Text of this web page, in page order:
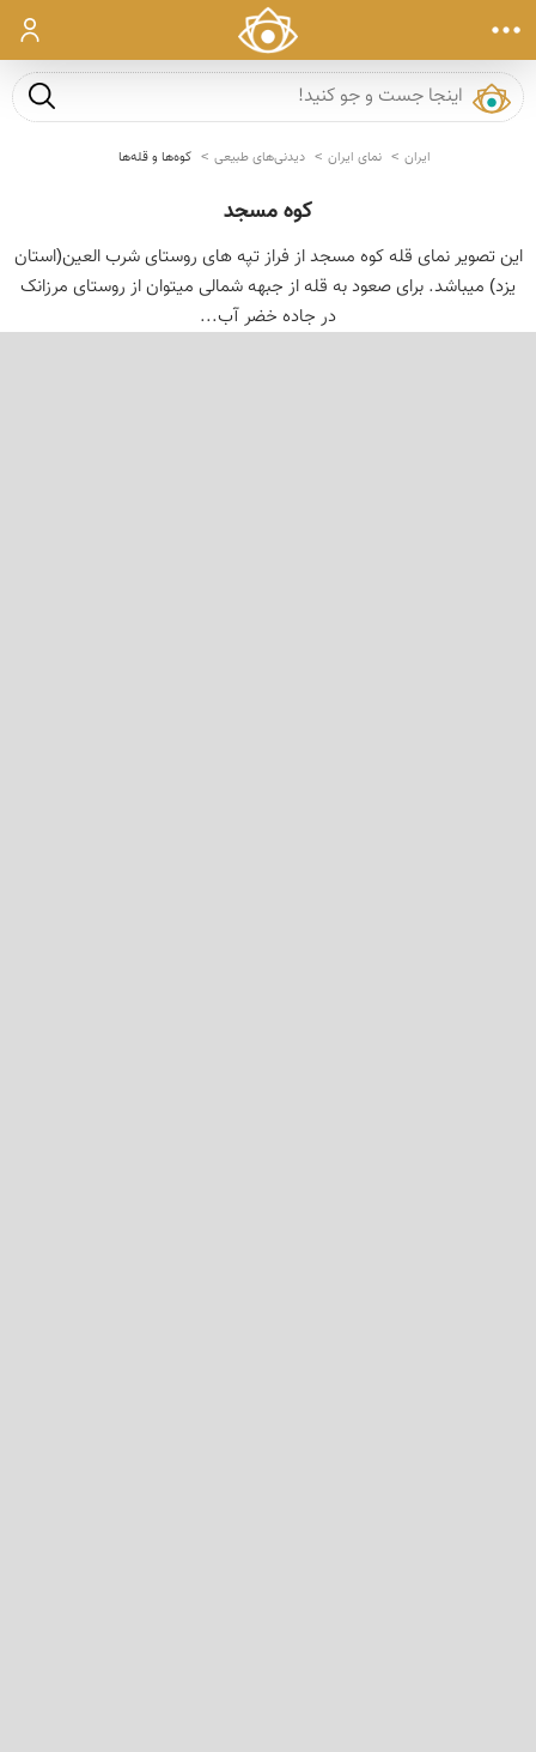
ورود
جست و
ایران نمای ایران دیدنی‌های طبیعی کوه‌ها و قله‌ها
کوه مسجد
این تصویر نمای قله کوه مسجد از فراز تپه های روستای شرب العین(استان
یزد) میباشد. برای صعود به قله از جبهه شمالی میتوان از روستای مرزانک
در جاده خضر آب...